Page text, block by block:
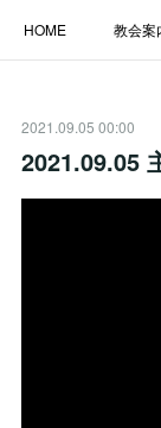
HOME 教会案
2021.09.05 00:00
2021.09.05